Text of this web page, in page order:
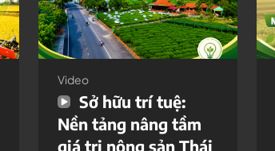
Video
Sở hữu trí tuệ:
Nền tảng nâng tầm
giá trị nông sản Thái